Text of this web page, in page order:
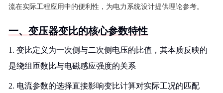
流在实际工程应用中的便利性，为电力系统设计提供理论参考。
一、变压器变比的核心参数特性
1. 变比定义为一次侧与二次侧电压的比值，其本质反映的
是绕组匝数比与电磁感应强度的关系
2. 电流参数的选择直接影响变比计算对实际工况的匹配